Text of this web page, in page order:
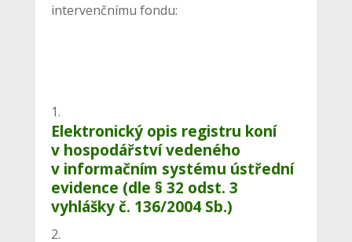
intervenčnímu fondu:
Elektronický opis registru koní
v hospodářství vedeného
v informačním systému ústřední
evidence (dle § 32 odst. 3
vyhlášky č. 136/2004 Sb.)